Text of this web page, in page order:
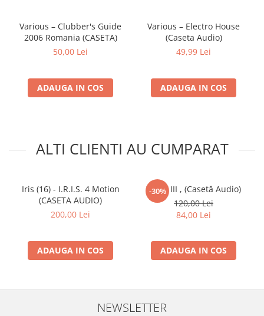
Various – Clubber's Guide
2006 Romania (CASETA)
50,00 Lei
ADAUGA IN COS
Various – Electro House
(Caseta Audio)
49,99 Lei
ADAUGA IN COS
ALTI CLIENTI AU CUMPARAT
Iris (16) - I.R.I.S. 4 Motion
(CASETA AUDIO)
200,00 Lei
ADAUGA IN COS
-30%
ZOB - III , (Casetă Audio)
120,00 Lei
84,00 Lei
ADAUGA IN COS
NEWSLETTER